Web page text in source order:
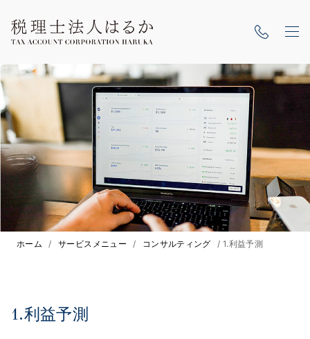
ホーム / サービスメニュー / コンサルティング / 1.利益予測
1.利益予測